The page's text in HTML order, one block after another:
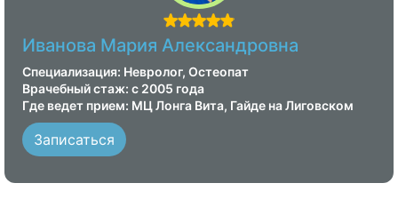
Иванова Мария Александровна
Специализация: Невролог, Остеопат
Врачебный стаж: с 2005 года
Где ведет прием: МЦ Лонга Вита, Гайде на Лиговском
Записаться